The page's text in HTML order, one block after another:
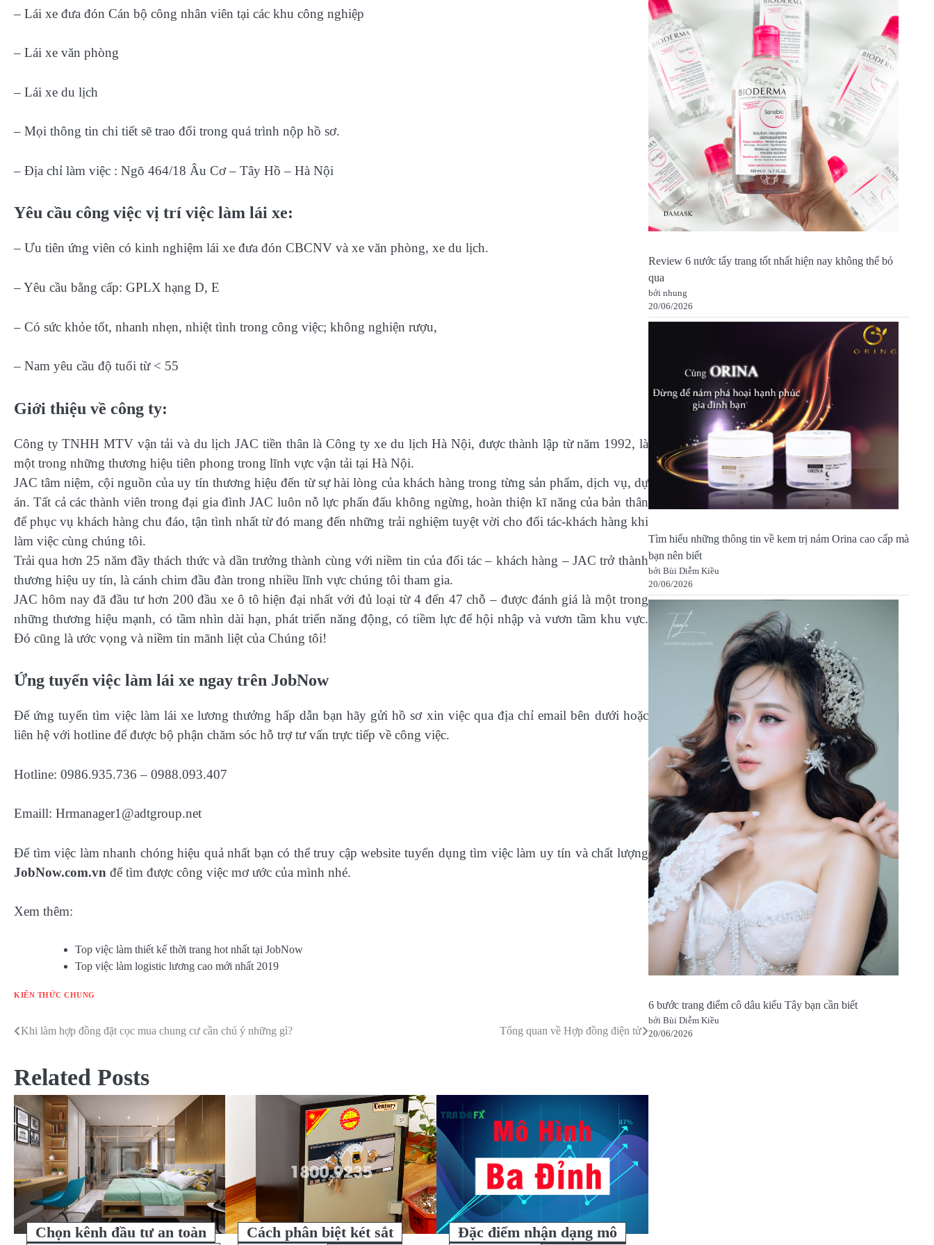
– Lái xe đưa đón Cán bộ công nhân viên tại các khu công nghiệp
– Lái xe văn phòng
– Lái xe du lịch
– Mọi thông tin chi tiết sẽ trao đổi trong quá trình nộp hồ sơ.
– Địa chỉ làm việc : Ngõ 464/18 Âu Cơ – Tây Hồ – Hà Nội
Yêu cầu công việc vị trí việc làm lái xe:
– Ưu tiên ứng viên có kinh nghiệm lái xe đưa đón CBCNV và xe văn phòng, xe du lịch.
– Yêu cầu bằng cấp: GPLX hạng D, E
– Có sức khỏe tốt, nhanh nhẹn, nhiệt tình trong công việc; không nghiện rượu,
– Nam yêu cầu độ tuổi từ < 55
Giới thiệu về công ty:
Công ty TNHH MTV vận tải và du lịch JAC tiền thân là Công ty xe du lịch Hà Nội, được thành lập từ năm 1992, là
một trong những thương hiệu tiên phong trong lĩnh vực vận tải tại Hà Nội.
JAC tâm niệm, cội nguồn của uy tín thương hiệu đến từ sự hài lòng của khách hàng trong từng sản phẩm, dịch vụ, dự
án. Tất cả các thành viên trong đại gia đình JAC luôn nỗ lực phấn đấu không ngừng, hoàn thiện kĩ năng của bản thân
để phục vụ khách hàng chu đáo, tận tình nhất từ đó mang đến những trải nghiệm tuyệt vời cho đối tác-khách hàng khi
làm việc cùng chúng tôi.
Trải qua hơn 25 năm đầy thách thức và dần trưởng thành cùng với niềm tin của đối tác – khách hàng – JAC trở thành
thương hiệu uy tín, là cánh chim đầu đàn trong nhiều lĩnh vực chúng tôi tham gia.
JAC hôm nay đã đầu tư hơn 200 đầu xe ô tô hiện đại nhất với đủ loại từ 4 đến 47 chỗ – được đánh giá là một trong
những thương hiệu mạnh, có tầm nhìn dài hạn, phát triển năng động, có tiềm lực để hội nhập và vươn tầm khu vực.
Đó cũng là ước vọng và niềm tin mãnh liệt của Chúng tôi!
Ứng tuyển việc làm lái xe ngay trên JobNow
Để ứng tuyển tìm việc làm lái xe lương thưởng hấp dẫn bạn hãy gửi hồ sơ xin việc qua địa chỉ email bên dưới hoặc
liên hệ với hotline để được bộ phận chăm sóc hỗ trợ tư vấn trực tiếp về công việc.
Hotline: 0986.935.736 – 0988.093.407
Emaill: Hrmanager1@adtgroup.net
Để tìm việc làm nhanh chóng hiệu quả nhất bạn có thể truy cập website tuyển dụng tìm việc làm uy tín và chất lượng
JobNow.com.vn để tìm được công việc mơ ước của mình nhé.
Xem thêm:
Top việc làm thiết kế thời trang hot nhất tại JobNow
Top việc làm logistic lương cao mới nhất 2019
KIẾN THỨC CHUNG
Điều
bài
viết
Khi làm hợp đồng đặt cọc mua chung cư cần chú ý những gì? Tổng quan về Hợp đồng điện tử
Related Posts
Chọn kênh đầu tư an toàn
Cách phân biệt két sắt
Đặc điểm nhận dạng mô
Review 6 nước tẩy trang tốt nhất hiện nay không thể bỏ
qua
bởi nhung
20/06/2026
Tìm hiểu những thông tin về kem trị nám Orina cao cấp mà
bạn nên biết
bởi Bùi Diễm Kiều
20/06/2026
6 bước trang điểm cô dâu kiểu Tây bạn cần biết
bởi Bùi Diễm Kiều
20/06/2026